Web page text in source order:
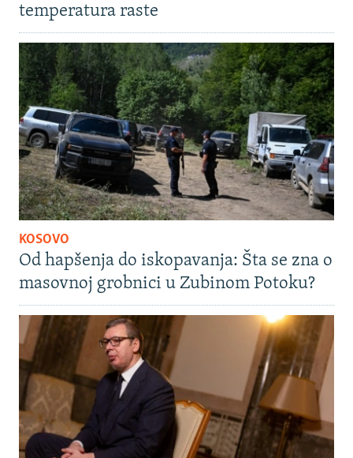
temperatura raste
KOSOVO
Od hapšenja do iskopavanja: Šta se zna o
masovnoj grobnici u Zubinom Potoku?